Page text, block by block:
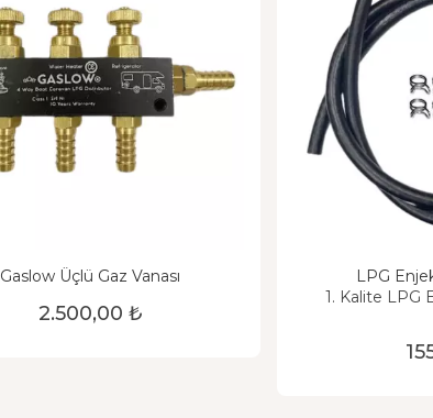
Gaslow Üçlü Gaz Vanası
2.500,00 ₺
LPG
1. Kalite LPG